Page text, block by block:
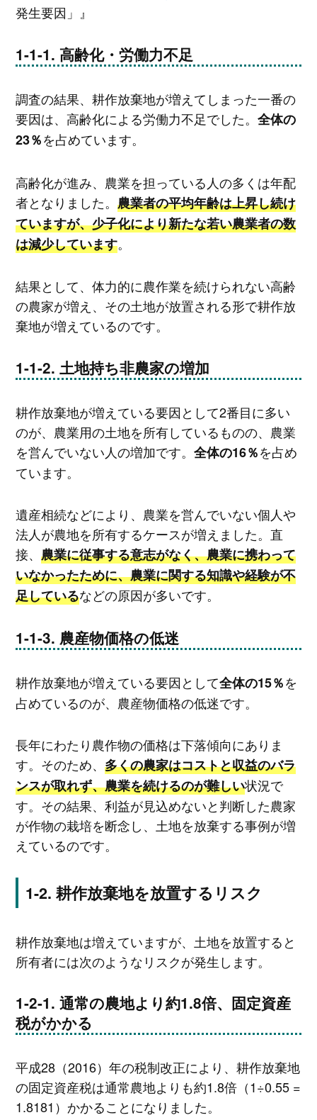
発生要因」』
高齢化・労働力不足
調査の結果、耕作放棄地が増えてしまった一番の
要因は、高齢化による労働力不足でした。 全体の
23％を占めています。
高齢化が進み、農業を担っている人の多くは年配
者となりました。 農業者の平均年齢は上昇し続け
ていますが、少子化により新たな若い農業者の数
は減少しています。
結果として、体力的に農作業を続けられない高齢
の農家が増え、その土地が放置される形で耕作放
棄地が増えているのです。
土地持ち非農家の増加
耕作放棄地が増えている要因として2番目に多い
のが、農業用の土地を所有しているものの、農業
を営んでいない人の増加です。 全体の16％を占め
ています。
遺産相続などにより、農業を営んでいない個人や
法人が農地を所有するケースが増えました。直
接、 農業に従事する意志がなく、農業に携わって
いなかったために、農業に関する知識や経験が不
足しているなどの原因が多いです。
農産物価格の低迷
耕作放棄地が増えている要因として全体の15％を
占めているのが、農産物価格の低迷です。
長年にわたり農作物の価格は下落傾向にありま
す。そのため、 多くの農家はコストと収益のバラ
ンスが取れず、農業を続けるのが難しい状況で
す。その結果、利益が見込めないと判断した農家
が作物の栽培を断念し、土地を放棄する事例が増
えているのです。
耕作放棄地を放置するリスク
耕作放棄地は増えていますが、土地を放置すると
所有者には次のようなリスクが発生します。
通常の農地より約1.8倍、固定資産
税がかかる
平成28（2016）年の税制改正により、耕作放棄地
の固定資産税は通常農地よりも約1.8倍（1÷0.55 =
1.8181）かかることになりました。